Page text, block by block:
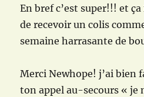
En bref c’est super!!! et
de recevoir un colis
semaine harrasante de
Merci Newhope! j’ai bien
ton appel au-secours « je